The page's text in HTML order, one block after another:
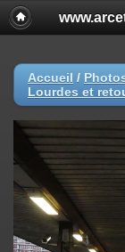
Accueil /
Lourdes et